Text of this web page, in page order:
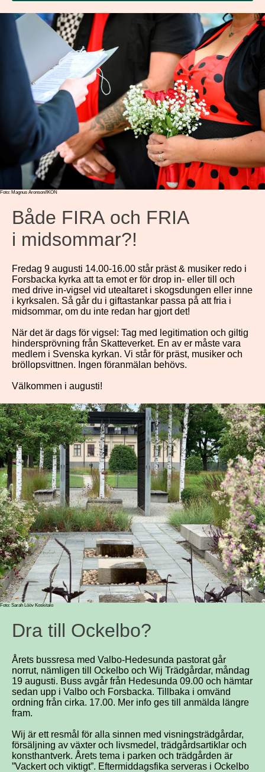
Foto: Magnus Aronson/IKON
Både FIRA och FRIA
i midsommar?!
Fredag 9 augusti 14.00-16.00 står präst & musiker redo i
Forsbacka kyrka att ta emot er för drop in- eller till och
med drive in-vigsel vid utealtaret i skogsdungen eller inne
i kyrksalen. Så går du i giftastankar passa på att fria i
midsommar, om du inte redan har gjort det!
När det är dags för vigsel: Tag med legitimation och giltig
hindersprövning från Skatteverket. En av er måste vara
medlem i Svenska kyrkan. Vi står för präst, musiker och
bröllopsvittnen. Ingen föranmälan behövs.
Välkommen i augusti!
Foto: Sarah Lööv Koskitalo
Dra till Ockelbo?
Årets bussresa med Valbo-Hedesunda pastorat går
norrut, nämligen till Ockelbo och Wij Trädgårdar, måndag
19 augusti. Buss avgår från Hedesunda 09.00 och hämtar
sedan upp i Valbo och Forsbacka. Tillbaka i omvänd
ordning från cirka. 17.00. Mer info ges till anmälda längre
fram.
Wij är ett resmål för alla sinnen med visningsträdgårdar,
försäljning av växter och livsmedel, trädgårdsartiklar och
konsthantverk. Årets tema i parken och trädgården är
”Vackert och viktigt”. Eftermiddagsfika serveras i Ockelbo